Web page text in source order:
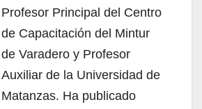
Profesor Principal del Centro
de Capacitación del Mintur
de Varadero y Profesor
Auxiliar de la Universidad de
Matanzas. Ha publicado